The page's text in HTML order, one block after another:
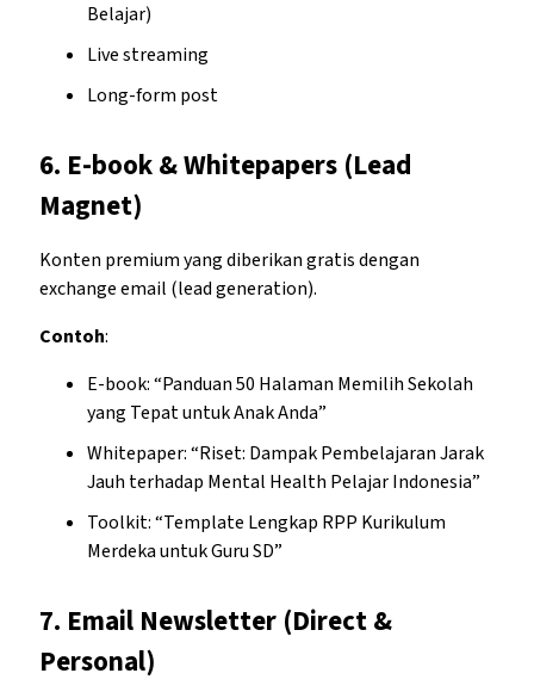
Belajar)
Live streaming
Long-form post
6. E-book & Whitepapers (Lead
Magnet)
Konten premium yang diberikan gratis dengan
exchange email (lead generation).
Contoh:
E-book: “Panduan 50 Halaman Memilih Sekolah
yang Tepat untuk Anak Anda”
Whitepaper: “Riset: Dampak Pembelajaran Jarak
Jauh terhadap Mental Health Pelajar Indonesia”
Toolkit: “Template Lengkap RPP Kurikulum
Merdeka untuk Guru SD”
7. Email Newsletter (Direct &
Personal)